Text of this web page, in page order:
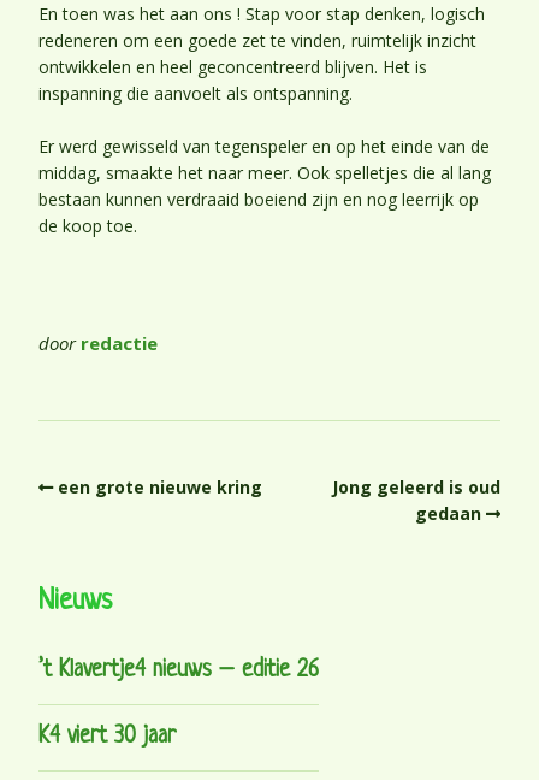
En toen was het aan ons ! Stap voor stap denken, logisch
redeneren om een goede zet te vinden, ruimtelijk inzicht
ontwikkelen en heel geconcentreerd blijven. Het is
inspanning die aanvoelt als ontspanning.
Er werd gewisseld van tegenspeler en op het einde van de
middag, smaakte het naar meer. Ook spelletjes die al lang
bestaan kunnen verdraaid boeiend zijn en nog leerrijk op
de koop toe.
door redactie
een grote nieuwe kring
Jong geleerd is oud
gedaan
Nieuws
’t Klavertje4 nieuws – editie 26
K4 viert 30 jaar